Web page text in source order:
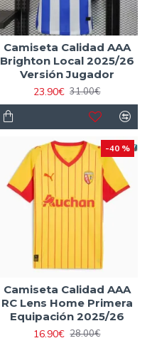
Camiseta Calidad AAA
Brighton Local 2025/26
Versión Jugador
23.90€ 31.00€
-40 %
Camiseta Calidad AAA
RC Lens Home Primera
Equipación 2025/26
16.90€ 28.00€